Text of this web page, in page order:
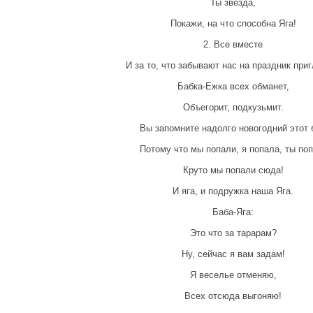
Ты звезда,
Покажи, на что способна Яга!
2. Все вместе
И за то, что забывают нас на праздник
Бабка-Ежка всех обманет,
Объегорит, подкузьмит.
Вы запомните надолго новогодний этот
Потому что мы попали, я попала, ты
Круто мы попали сюда!
И яга, и подружка наша Яга.
Баба-Яга:
Это что за тарарам?
Ну, сейчас я вам задам!
Я веселье отменяю,
Всех отсюда выгоняю!